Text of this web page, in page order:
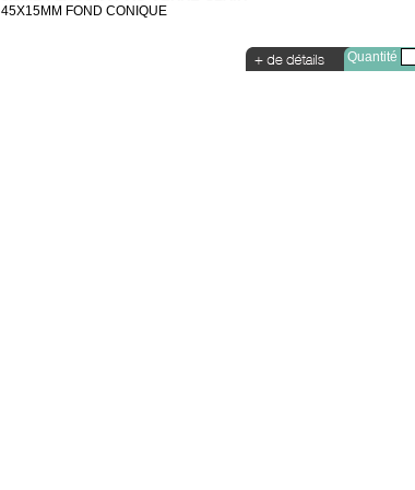
45X15MM FOND CONIQUE
Quantité